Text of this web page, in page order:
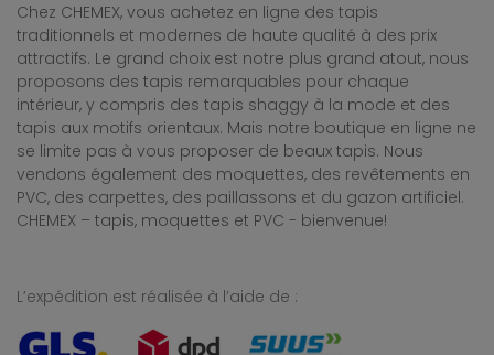
Chez CHEMEX, vous achetez en ligne des tapis
traditionnels et modernes de haute qualité à des prix
attractifs. Le grand choix est notre plus grand atout, nous
proposons des tapis remarquables pour chaque
intérieur, y compris des tapis shaggy à la mode et des
tapis aux motifs orientaux. Mais notre boutique en ligne ne
se limite pas à vous proposer de beaux tapis. Nous
vendons également des moquettes, des revêtements en
PVC, des carpettes, des paillassons et du gazon artificiel.
CHEMEX – tapis, moquettes et PVC - bienvenue!
L’expédition est réalisée à l’aide de :